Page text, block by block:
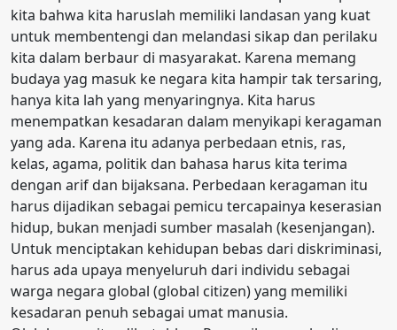
kita bahwa kita haruslah memiliki landasan yang kuat
untuk membentengi dan melandasi sikap dan perilaku
kita dalam berbaur di masyarakat. Karena memang
budaya yag masuk ke negara kita hampir tak tersaring,
hanya kita lah yang menyaringnya. Kita harus
menempatkan kesadaran dalam menyikapi keragaman
yang ada. Karena itu adanya perbedaan etnis, ras,
kelas, agama, politik dan bahasa harus kita terima
dengan arif dan bijaksana. Perbedaan keragaman itu
harus dijadikan sebagai pemicu tercapainya keserasian
hidup, bukan menjadi sumber masalah (kesenjangan).
Untuk menciptakan kehidupan bebas dari diskriminasi,
harus ada upaya menyeluruh dari individu sebagai
warga negara global (global citizen) yang memiliki
kesadaran penuh sebagai umat manusia.